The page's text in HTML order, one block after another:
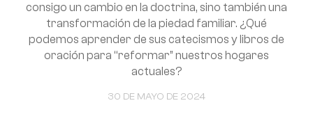
30 DE MAYO DE 2024
consigo un cambio en la doctrina, sino también una
transformación de la piedad familiar. ¿Qué
podemos aprender de sus catecismos y libros de
oración para “reformar” nuestros hogares
actuales?